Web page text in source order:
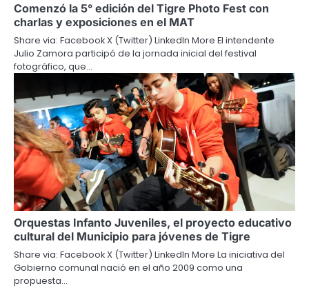
Comenzó la 5° edición del Tigre Photo Fest con
charlas y exposiciones en el MAT
Share via: Facebook X (Twitter) LinkedIn More El intendente
Julio Zamora participó de la jornada inicial del festival
fotográfico, que…
Orquestas Infanto Juveniles, el proyecto educativo
cultural del Municipio para jóvenes de Tigre
Share via: Facebook X (Twitter) LinkedIn More La iniciativa del
Gobierno comunal nació en el año 2009 como una
propuesta…